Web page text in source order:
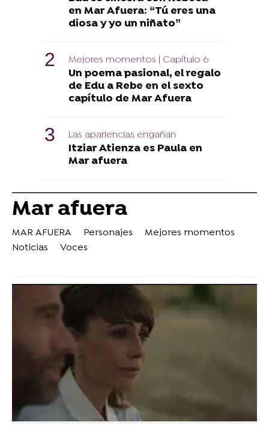
en Mar Afuera: “Tú eres una
diosa y yo un niñato”
Mejores momentos | Capítulo 6
Un poema pasional, el regalo
de Edu a Rebe en el sexto
capítulo de Mar Afuera
Las apariencias engañan
Itziar Atienza es Paula en
Mar afuera
Mar afuera
MAR AFUERA Personajes
Mejores momentos
Noticias
Voces